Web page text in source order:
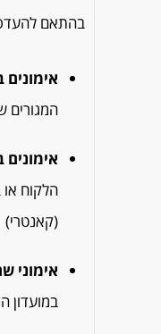
בהתאם
המגורים
הלקוח או
(קאנטרי)
אימוני
במועדון